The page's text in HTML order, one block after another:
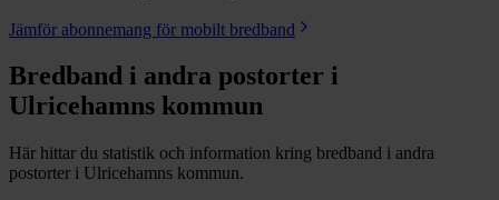
Jämför abonnemang för mobilt bredband
Bredband i andra postorter i
Ulricehamns kommun
Här hittar du statistik och information kring bredband i andra
postorter i Ulricehamns kommun.